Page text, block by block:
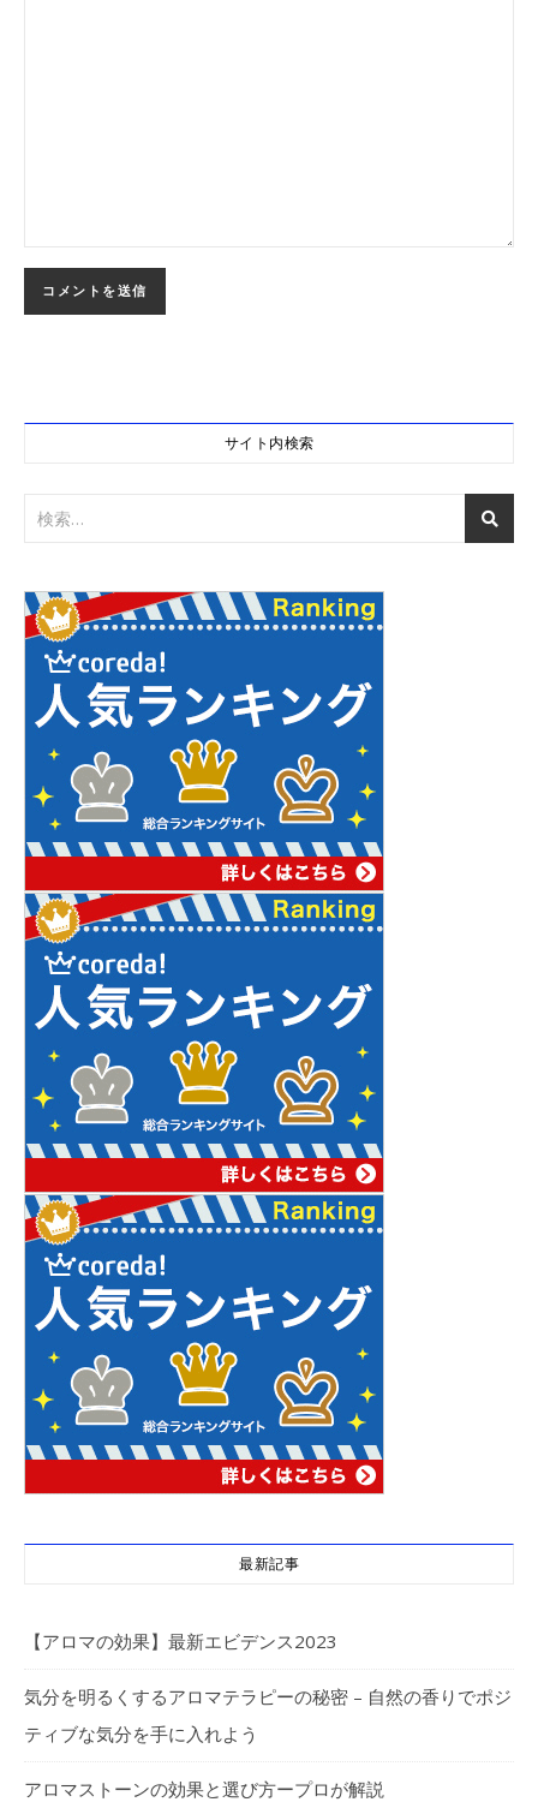
サイト内検索
最新記事
【アロマの効果】最新エビデンス2023
気分を明るくするアロマテラピーの秘密 – 自然の香りでポジ
ティブな気分を手に入れよう
アロマストーンの効果と選び方ープロが解説